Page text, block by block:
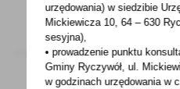
urzędowania) w siedzibie
Mickiewicza 10, 64 – 630
sesyjna),
• prowadzenie punktu
Gminy Ryczywół, ul.
w godzinachurzędowania w